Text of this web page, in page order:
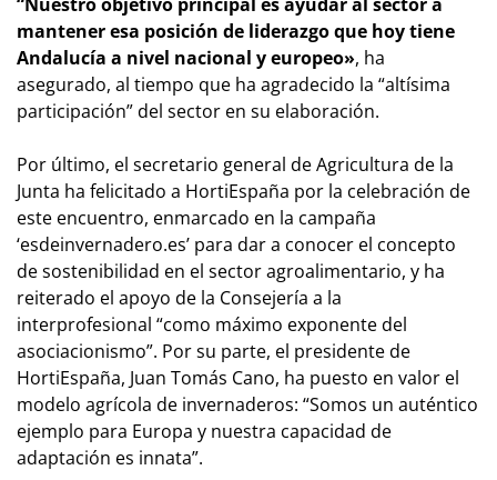
mantener esa posición de liderazgo que hoy tiene
Andalucía a nivel nacional y europeo», ha
asegurado, al tiempo que ha agradecido la “altísima
participación” del sector en su elaboración.
Por último, el secretario general de Agricultura de la
Junta ha felicitado a HortiEspaña por la celebración de
este encuentro, enmarcado en la campaña
‘esdeinvernadero.es’ para dar a conocer el concepto
de sostenibilidad en el sector agroalimentario, y ha
reiterado el apoyo de la Consejería a la
interprofesional “como máximo exponente del
asociacionismo”. Por su parte, el presidente de
HortiEspaña, Juan Tomás Cano, ha puesto en valor el
modelo agrícola de invernaderos: “Somos un auténtico
ejemplo para Europa y nuestra capacidad de
adaptación es innata”.